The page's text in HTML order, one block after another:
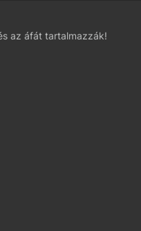
az áfát tartalmazzák!